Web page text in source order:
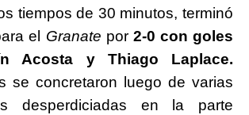
tiempos de 30 minutos, terminó
el
Granate por2-0 con goles
Acosta y Thiago Laplace.
se concretaron luego de varias
desperdiciadas en la parte